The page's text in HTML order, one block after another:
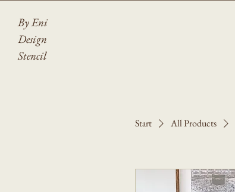
By Eni
Design
Stencil
Start All Products